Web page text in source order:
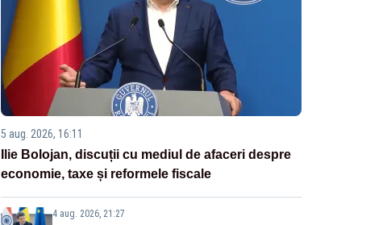
5 aug. 2026, 16:11
Ilie Bolojan, discuții cu mediul de afaceri despre
economie, taxe și reformele fiscale
4 aug. 2026, 21:27